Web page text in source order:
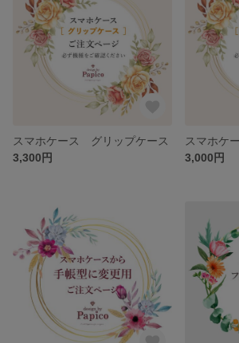
スマホケース グリップケース
3,300円
3,000円